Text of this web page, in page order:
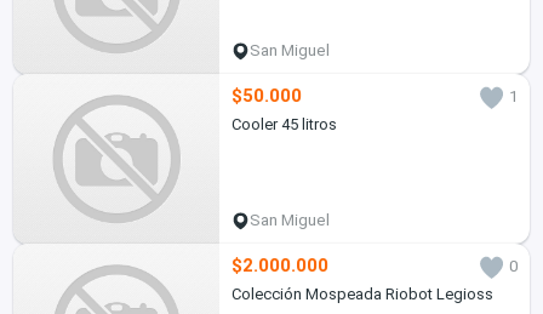
San Miguel
$50.000
1
Cooler 45 litros
San Miguel
$2.000.000
0
Colección Mospeada Riobot Legioss